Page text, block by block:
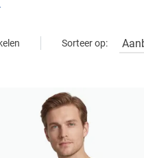
Sorteer op: